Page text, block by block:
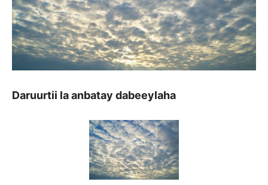
Daruurtii la anbatay dabeeylaha